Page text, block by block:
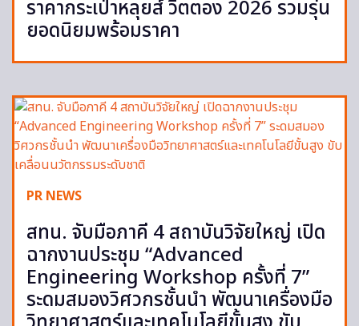
ราคากระเป๋าหลุยส์ วิตตอง 2026 รวมรุ่น
ยอดนิยมพร้อมราคา
PR NEWS
สทน. จับมือภาคี 4 สถาบันวิจัยใหญ่ เปิด
ฉากงานประชุม “Advanced
Engineering Workshop ครั้งที่ 7”
ระดมสมองวิศวกรชั้นนำ พัฒนาเครื่องมือ